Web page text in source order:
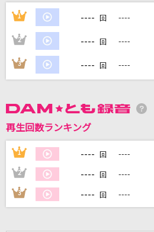
カラオケ最新情報をチ
1 ---- 回 ----
2 ---- 回 ----
3 ---- 回 ----
再生回数ランキング
1 ---- 回 ----
2 ---- 回 ----
3 ---- 回 ----